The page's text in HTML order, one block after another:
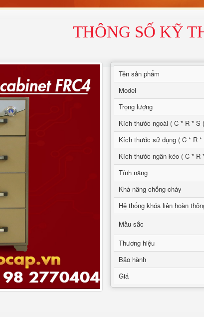
THÔNG SỐ KỸ
Tên sản phẩm
Model
Trọng lượng
Kích thước ngoài ( C * R * S
Kích thước sử dụng ( C * R *
Kích thước ngăn kéo ( C * R
Tính năng
Khả năng chống cháy
Hệ thống khóa liên hoàn
Mầu sắc
Thương hiệu
Bảo hành
Giá